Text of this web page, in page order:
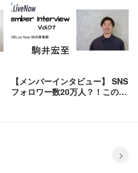
【メンバーインタビュー】 SNS
フォロワー数20万人？！この人